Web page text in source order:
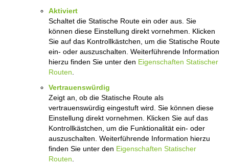
Aktiviert
Schaltet die Statische Route ein oder aus. Sie
können diese Einstellung direkt vornehmen. Klicken
Sie auf das Kontrollkästchen, um die Statische Route
ein- oder auszuschalten. Weiterführende Information
hierzu finden Sie unter den Eigenschaften Statischer
Routen
Vertrauenswürdig
Zeigt an, ob die Statische Route als
vertrauenswürdig eingestuft wird. Sie können diese
Einstellung direkt vornehmen. Klicken Sie auf das
Kontrollkästchen, um die Funktionalität ein- oder
auszuschalten. Weiterführende Information hierzu
finden Sie unter den Eigenschaften Statischer
Routen